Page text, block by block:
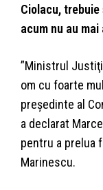
Ciolacu, trebuie
acum nu au
”Ministrul
om cu foarte
preşedinte al
a declarat
pentru a prelua
Marinescu.